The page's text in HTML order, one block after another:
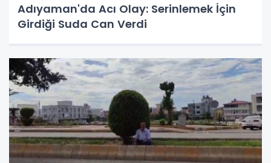
Adıyaman'da Acı Olay: Serinlemek İçin
Girdiği Suda Can Verdi